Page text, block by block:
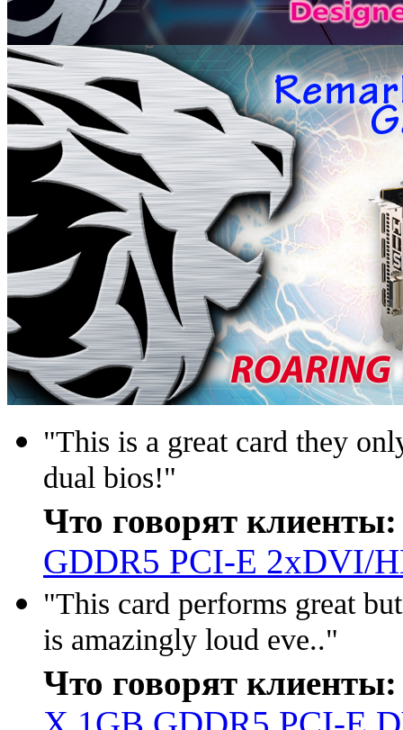
"This is a great card they
dual bios!"
Что говорят клиенты:
GDDR5 PCI-E 2xDVI/
"This card performs great
is amazingly loud eve.."
Что говорят клиенты: